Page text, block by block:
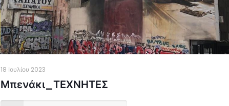
18 Ιουλίου 2023
Μπενάκι_ΤΕΧΝΗΤΕΣ